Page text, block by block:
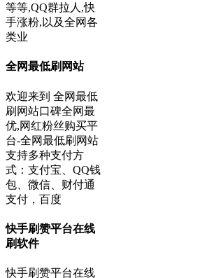
等等,QQ群拉人,快
手涨粉,以及全网各
类业
全网最低刷网站
欢迎来到 全网最低
刷网站口碑全网最
优,网红粉丝购买平
台-全网最低刷网站
支持多种支付方
式：支付宝、QQ钱
包、微信、财付通
支付，百度
快手刷赞平台在线
刷软件
快手刷赞平台在线